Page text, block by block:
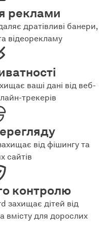
реклами
дратівливі банери,
відеорекламу
ваші дані від веб-
трекерів
від фішингу та
сайтів
контролю
захищає дітей від
вмісту для дорослих